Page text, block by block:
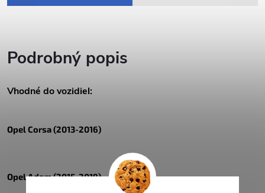
Podrobný popis
Vhodné do vozidiel:
Opel Corsa (2013-2016)
Opel Adam (2015-2019)